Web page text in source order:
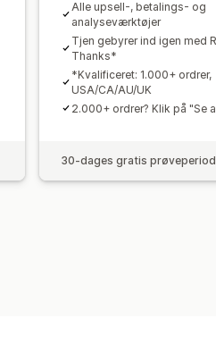
Alle upsell-, betalings- og
analyseværktøjer
Tjen gebyrer ind igen med
Thanks*
*Kvalificeret: 1.000+ ordrer,
USA/CA/AU/UK
2.000+ ordrer? Klik på "Se
30-dages gratis